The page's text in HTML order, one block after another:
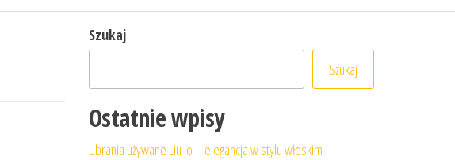
Szukaj
Szukaj
Ostatnie wpisy
Ubrania używane Liu Jo – elegancja w stylu włoskim